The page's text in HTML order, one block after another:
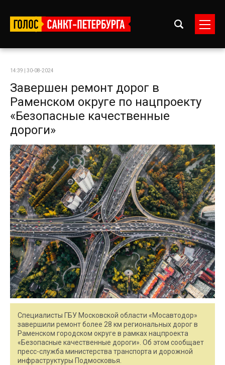
14:39 | 30-08-2024
Завершен ремонт дорог в
Раменском округе по нацпроекту
«Безопасные качественные
дороги»
Специалисты ГБУ Московской области «Мосавтодор»
завершили ремонт более 28 км региональных дорог в
Раменском городском округе в рамках нацпроекта
«Безопасные качественные дороги». Об этом сообщает
пресс-служба министерства транспорта и дорожной
инфраструктуры Подмосковья.